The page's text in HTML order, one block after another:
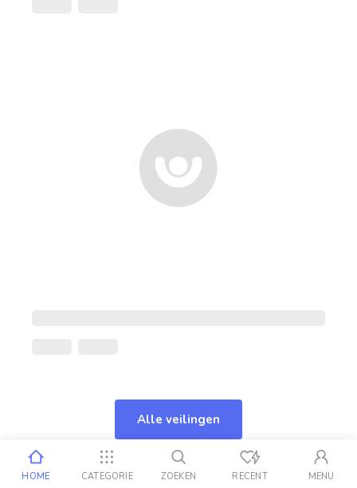
Alle veilingen
HOME CATEGORIE ZOEKEN RECENT MENU